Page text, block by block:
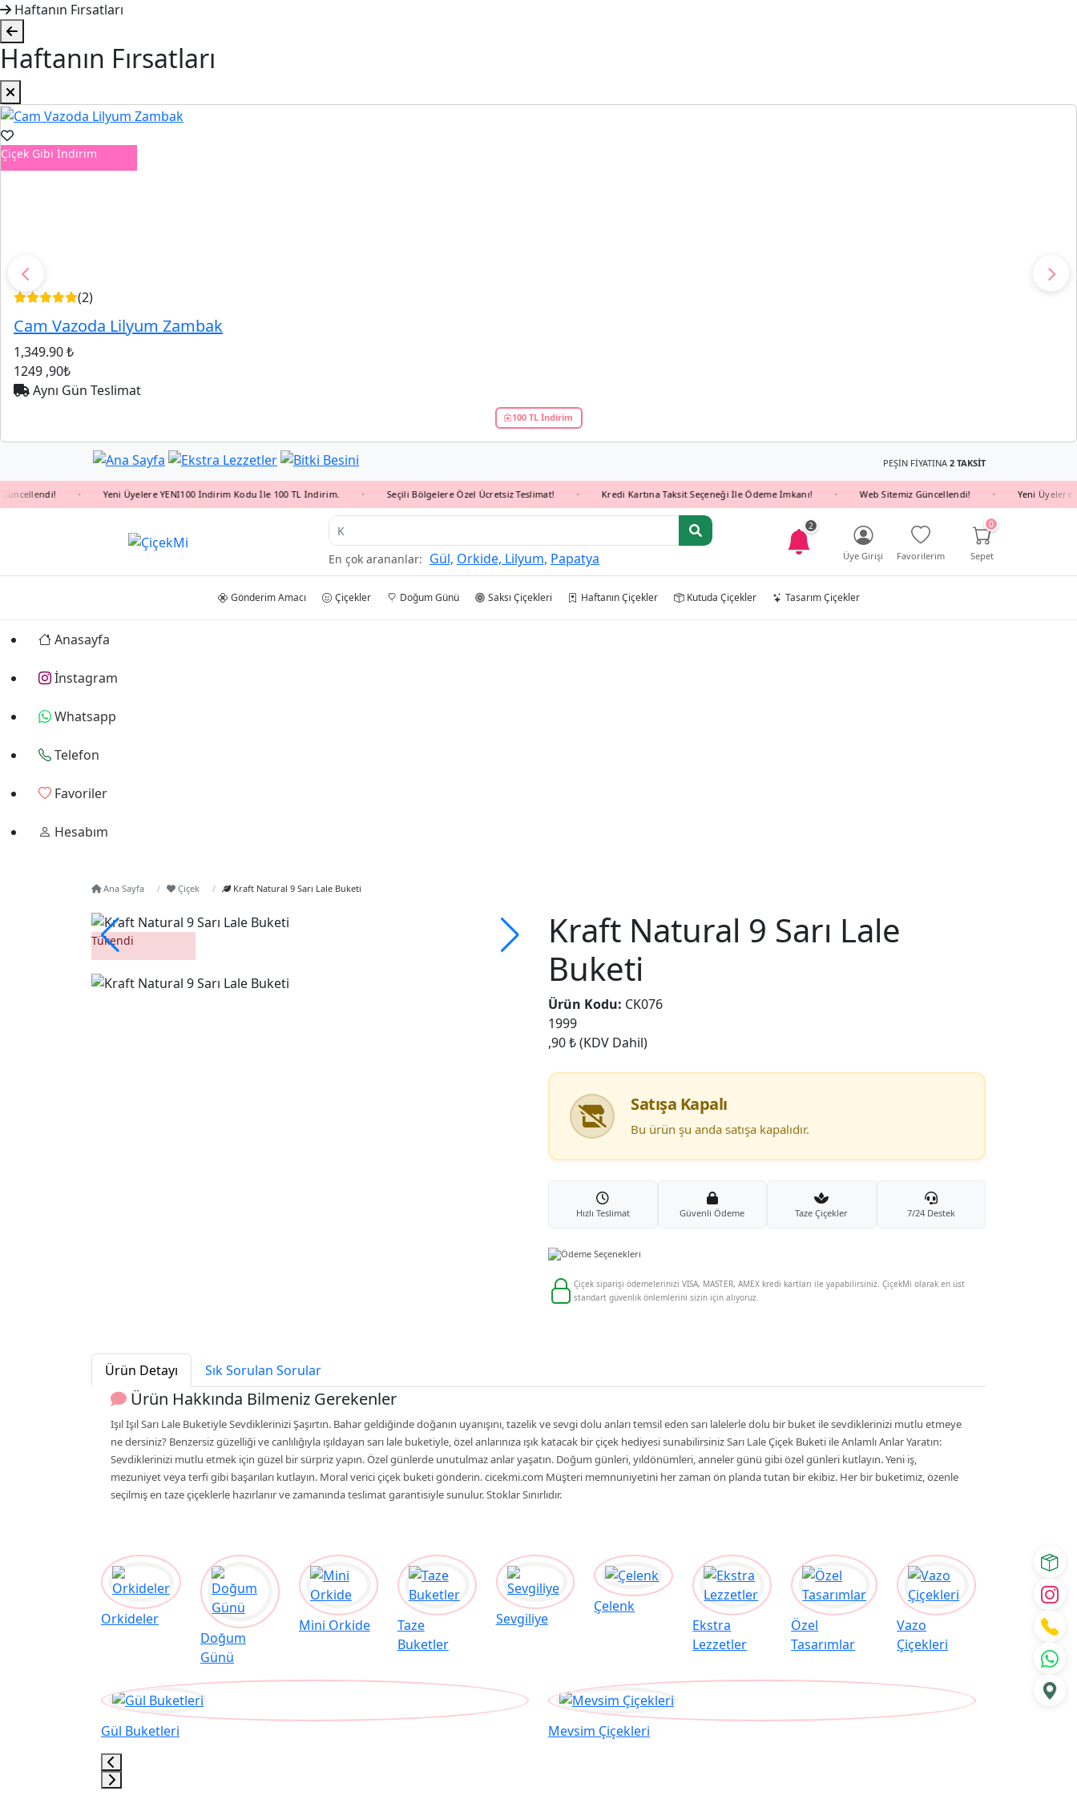
Haftanın Fırsatları
Haftanın Fırsatları
Çiçek Gibi İndirim
(2)
Cam Vazoda Lilyum Zambak
1,349.90 ₺
1249 ,90₺
Aynı Gün Teslimat
100 TL İndirim
PEŞİN FİYATINA 2 TAKSİT
• Yeni Üyelere YENI100 İndirim Kodu İle 100 TL İndirim. • Seçili Bölgelere Özel Ücretsiz Teslimat! • Kredi Kartına Taksit Seçeneği İle Ödeme İmkanı! • Web Sitemiz Güncellendi! • Yeni Üyelere
Papaty
En çok arananlar: Gül, Orkide, Lilyum, Papatya
2
Üye Girişi Favorilerim
0
Sepet
Gönderim Amacı Çiçekler Doğum Günü Saksı Çiçekleri Haftanın Çiçekler Kutuda Çiçekler Tasarım Çiçekler
Anasayfa
İnstagram
Whatsapp
Telefon
Favoriler
Hesabım
Ana Sayfa Çiçek Kraft Natural 9 Sarı Lale Buketi
Tükendi
Kraft Natural 9 Sarı Lale
Buketi
Ürün Kodu: CK076
1999
,90 ₺(KDV Dahil)
Satışa Kapalı
Bu ürün şu anda satışa kapalıdır.
Hızlı Teslimat Güvenli Ödeme Taze Çiçekler 7/24 Destek
Çiçek siparişi ödemelerinizi VISA, MASTER, AMEX kredi kartları ile yapabilirsiniz. ÇiçekMi olarak en üst
standart güvenlik önlemlerini sizin için alıyoruz.
Ürün Detayı Sık Sorulan Sorular
Ürün Hakkında Bilmeniz Gerekenler
Işıl Işıl Sarı Lale Buketiyle Sevdiklerinizi Şaşırtın. Bahar geldiğinde doğanın uyanışını, tazelik ve sevgi dolu anları temsil eden sarı lalelerle dolu bir buket ile sevdiklerinizi mutlu etmeye
ne dersiniz? Benzersiz güzelliği ve canlılığıyla ışıldayan sarı lale buketiyle, özel anlarınıza ışık katacak bir çiçek hediyesi sunabilirsiniz Sarı Lale Çiçek Buketi ile Anlamlı Anlar Yaratın:
Sevdiklerinizi mutlu etmek için güzel bir sürpriz yapın. Özel günlerde unutulmaz anlar yaşatın. Doğum günleri, yıldönümleri, anneler günü gibi özel günleri kutlayın. Yeni iş,
mezuniyet veya terfi gibi başarıları kutlayın. Moral verici çiçek buketi gönderin. cicekmi.com Müşteri memnuniyetini her zaman ön planda tutan bir ekibiz. Her bir buketimiz, özenle
seçilmiş en taze çiçeklerle hazırlanır ve zamanında teslimat garantisiyle sunulur. Stoklar Sınırlıdır.
Orkideler
Doğum
Günü
Mini Orkide
Taze
Buketler
Sevgiliye
Çelenk
Ekstra
Lezzetler
Özel
Tasarımlar
Vazo
Çiçekleri
Gül Buketleri Mevsim Çiçekleri